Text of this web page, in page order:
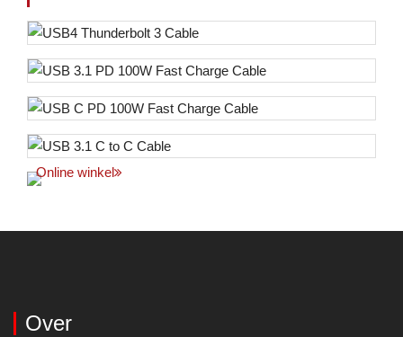
Online winkel
Over